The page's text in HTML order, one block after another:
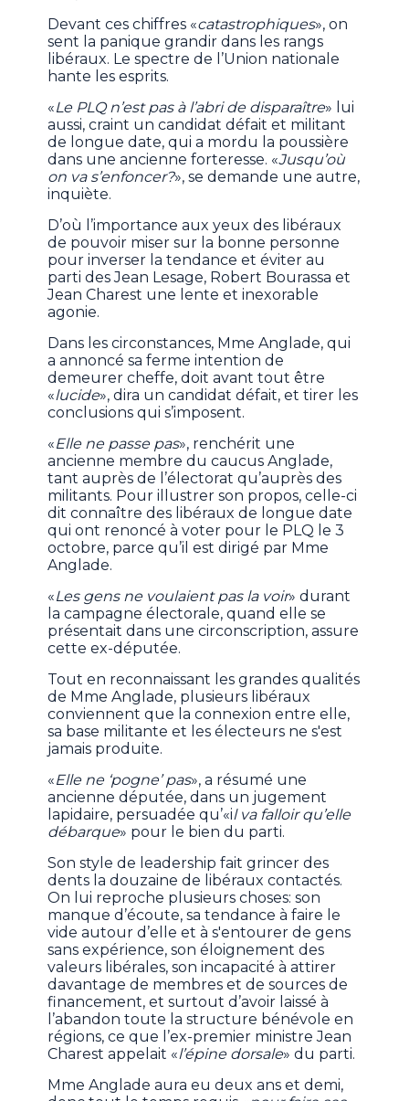
Devant ces chiffres «catastrophiques», on
sent la panique grandir dans les rangs
libéraux. Le spectre de l’Union nationale
hante les esprits.
«Le PLQ n’est pas à l’abri de disparaître» lui
aussi, craint un candidat défait et militant
de longue date, qui a mordu la poussière
dans une ancienne forteresse. «Jusqu’où
on va s’enfoncer?», se demande une autre,
inquiète.
D’où l’importance aux yeux des libéraux
de pouvoir miser sur la bonne personne
pour inverser la tendance et éviter au
parti des Jean Lesage, Robert Bourassa et
Jean Charest une lente et inexorable
agonie.
Dans les circonstances, Mme Anglade, qui
a annoncé sa ferme intention de
demeurer cheffe, doit avant tout être
«lucide», dira un candidat défait, et tirer les
conclusions qui s’imposent.
«Elle ne passe pas», renchérit une
ancienne membre du caucus Anglade,
tant auprès de l’électorat qu’auprès des
militants. Pour illustrer son propos, celle-ci
dit connaître des libéraux de longue date
qui ont renoncé à voter pour le PLQ le 3
octobre, parce qu’il est dirigé par Mme
Anglade.
«Les gens ne voulaient pas la voir» durant
la campagne électorale, quand elle se
présentait dans une circonscription, assure
cette ex-députée.
Tout en reconnaissant les grandes qualités
de Mme Anglade, plusieurs libéraux
conviennent que la connexion entre elle,
sa base militante et les électeurs ne s'est
jamais produite.
«Elle ne ‘pogne’ pas», a résumé une
ancienne députée, dans un jugement
lapidaire, persuadée qu’«il va falloir qu’elle
débarque» pour le bien du parti.
Son style de leadership fait grincer des
dents la douzaine de libéraux contactés.
On lui reproche plusieurs choses: son
manque d’écoute, sa tendance à faire le
vide autour d’elle et à s'entourer de gens
sans expérience, son éloignement des
valeurs libérales, son incapacité à attirer
davantage de membres et de sources de
financement, et surtout d’avoir laissé à
l’abandon toute la structure bénévole en
régions, ce que l’ex-premier ministre Jean
Charest appelait «l’épine dorsale» du parti.
Mme Anglade aura eu deux ans et demi,